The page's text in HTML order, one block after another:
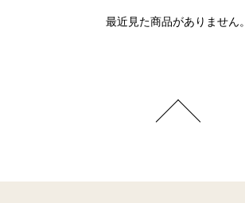
最近見た商品がありません。